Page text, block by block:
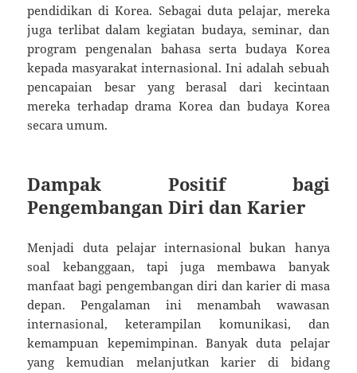
pendidikan di Korea. Sebagai duta pelajar, mereka
juga terlibat dalam kegiatan budaya, seminar, dan
program pengenalan bahasa serta budaya Korea
kepada masyarakat internasional. Ini adalah sebuah
pencapaian besar yang berasal dari kecintaan
mereka terhadap drama Korea dan budaya Korea
secara umum.
Dampak Positif bagi
Pengembangan Diri dan Karier
Menjadi duta pelajar internasional bukan hanya
soal kebanggaan, tapi juga membawa banyak
manfaat bagi pengembangan diri dan karier di masa
depan. Pengalaman ini menambah wawasan
internasional, keterampilan komunikasi, dan
kemampuan kepemimpinan. Banyak duta pelajar
yang kemudian melanjutkan karier di bidang